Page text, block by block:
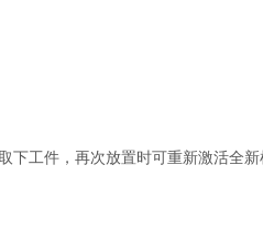
工件，再次放置时可重新激活全